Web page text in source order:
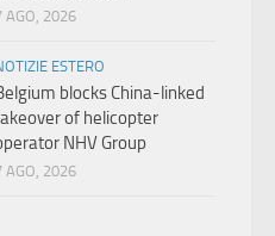
AGO, 2026
ESTERO
blocks China-linked
of helicopter
NHV Group
AGO, 2026